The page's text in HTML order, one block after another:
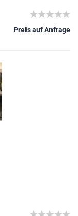
Preis auf Anfrage